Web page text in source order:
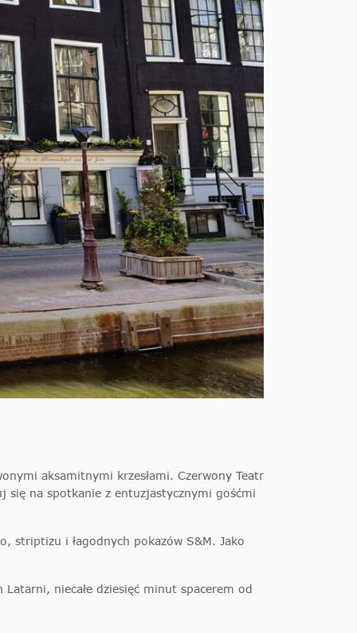
aksamitnymi krzesłami. Czerwony Teatr
się na spotkanie z entuzjastycznymi gośćmi
striptizu i łagodnych pokazów S&M. Jako
niecałe dziesięć minut spacerem od